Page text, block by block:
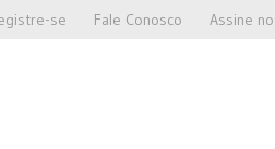
se Fale Conosco Assine